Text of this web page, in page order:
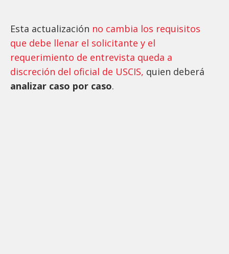
Esta actualización no cambia los requisitos
que debe llenar el solicitante y el
requerimiento de entrevista queda a
discreción del oficial de USCIS, quien deberá
analizar caso por caso.